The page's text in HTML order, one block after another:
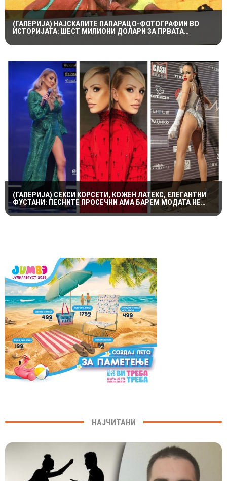
(ГАЛЕРИЈА) НАЈСКАПИТЕ ПАПАРАЦО-ФОТОГРАФИИ ВО
ИСТОРИЈАТА: ШЕСТ МИЛИОНИ ДОЛАРИ ЗА ПРВАТА
(ГАЛЕРИЈА) СЕКСИ КОРСЕТИ, КОЖЕН ЛАТЕКС, ЕЛЕГАНТНИ
ФУСТАНИ: ПЕСНИТЕ ПРОСЕЧНИ АМА БАРЕМ МОДАТА НЕ
ПОТФРЛИ НА МАКФЕСТ
НАЈЧИТАНИ